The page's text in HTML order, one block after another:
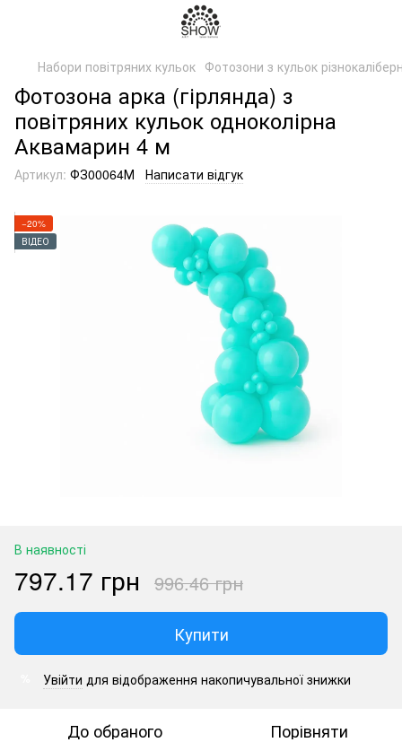
Набори повітряних кульок Фотозони з кульок
Фотозона арка (гірлянда) з
повітряних кульок одноколірна
Аквамарин 4 м
Артикул: ФЗ00064М Написати відгук
−20%
ВІДЕО
В наявності
797.17 грн 996.46 грн
Купити
Увійти для відображення накопичувальної знижки
До обраного Порівняти